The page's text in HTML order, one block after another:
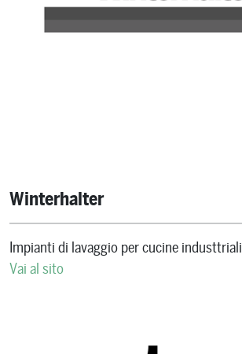
Winterhalter
Impianti di lavaggio per cucine industtriali.
Vai al sito